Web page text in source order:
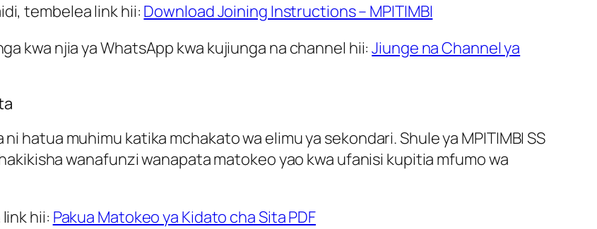
tembelea link hii: Download Joining Instructions – MPITIMBI
kwa njia ya WhatsApp kwa kujiunga na channel hii:Jiunge na Channel ya
hatua muhimu katika mchakato wa elimu ya sekondari. Shule ya MPITIMBI SS
wanafunzi wanapata matokeo yao kwa ufanisi kupitia mfumo wa
hii: Pakua Matokeo ya Kidato cha Sita PDF